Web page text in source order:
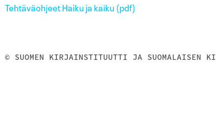
Tehtäväohjeet Haiku ja kaiku (pdf)
© SUOMEN KIRJAINSTITUUTTI JA SUOMALAISEN